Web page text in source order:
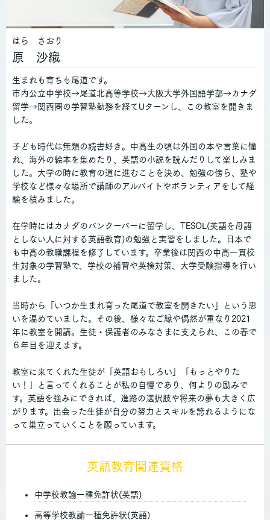
はら さおり
原 沙織
生まれも育ちも尾道です。
市内公立中学校→尾道北高等学校→大阪大学外国語学部→カナダ
留学→関西圏の学習塾勤務を経てUターンし、この教室を開きま
した。
子ども時代は無類の読書好き。中高生の頃は外国の本や言葉に憧
れ、海外の絵本を集めたり、英語の小説を読んだりして楽しみま
した。大学の時に教育の道に進むことを決め、勉強の傍ら、塾や
学校など様々な場所で講師のアルバイトやボランティアをして経
験を積みました。
在学時にはカナダのバンクーバーに留学し、TESOL(英語を母語
としない人に対する英語教育)の勉強と実習をしました。日本で
も中高の教職課程を修了しています。卒業後は関西の中高一貫校
生対象の学習塾で、学校の補習や英検対策、大学受験指導を行い
ました。
当時から「いつか生まれ育った尾道で教室を開きたい」という思
いを温めていました。その後、様々なご縁や偶然が重なり2021
年に教室を開講。生徒・保護者のみなさまに支えられ、この春で
６年目を迎えます。
教室に来てくれた生徒が「英語おもしろい」「もっとやりた
い！」と言ってくれることが私の自慢であり、何よりの励みで
す。英語を強みにできれば、進路の選択肢や将来の夢も大きく広
がります。出会った生徒が自分の努力とスキルを誇れるようにな
って巣立っていくことを願っています。
英語教育関連資格
中学校教諭一種免許状(英語)
高等学校教諭一種免許状(英語)